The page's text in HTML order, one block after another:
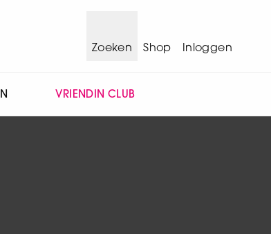
Zoeken
Shop Inloggen
VRIENDIN CLUB